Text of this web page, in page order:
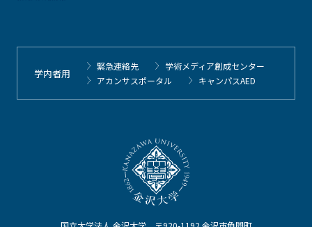
学内者用
緊急連絡先
学術メディア創成センター
アカンサスポータル
キャンパスAED